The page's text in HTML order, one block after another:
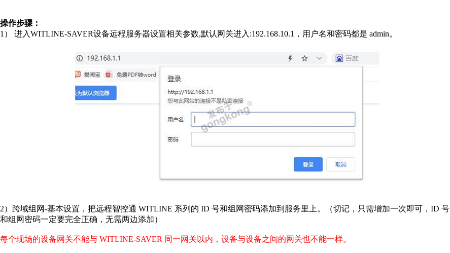
操作步骤：
1） 进入WITLINE-SAVER设备远程服务器设置相关参数,默认网关进入:192.168.10.1，用户名和密码都是 admin。
2）跨域组网-基本设置，把远程智控通 WITLINE 系列的 ID 号和组网密码添加到服务里上。（切记，只需增加一次即可，ID 号
和组网密码一定要完全正确，无需两边添加）
每个现场的设备网关不能与 WITLINE-SAVER 同一网关以内，设备与设备之间的网关也不能一样。